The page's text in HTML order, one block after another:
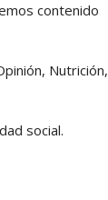
contenido
Nutrición,
social.